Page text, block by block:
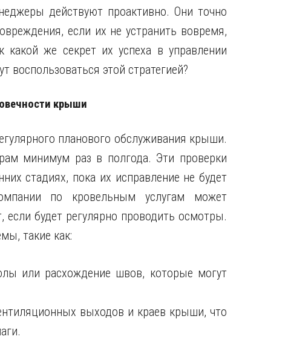
действуют проактивно. Они точно
если их не устранить вовремя,
же секрет их успеха в управлении
этой стратегией?
крыши
планового обслуживания крыши.
минимум раз в полгода. Эти проверки
стадиях, пока их исправление не будет
по кровельным услугам может
будет регулярно проводить осмотры.
такие как:
или расхождение швов, которые могут
выходов и краев крыши, что